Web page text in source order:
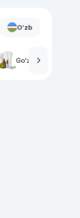
O'zb
Go‘zallik va parvarish